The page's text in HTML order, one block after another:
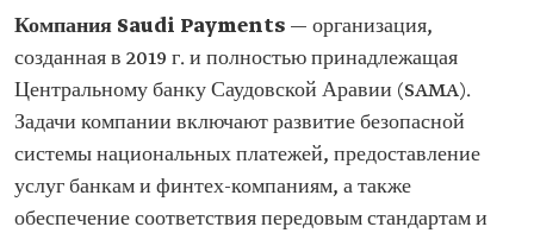
Компания Saudi Payments — организация,
созданная в 2019 г. и полностью принадлежащая
Центральному банку Саудовской Аравии (SAMA).
Задачи компании включают развитие безопасной
системы национальных платежей, предоставление
услуг банкам и финтех-компаниям, а также
обеспечение соответствия передовым стандартам и